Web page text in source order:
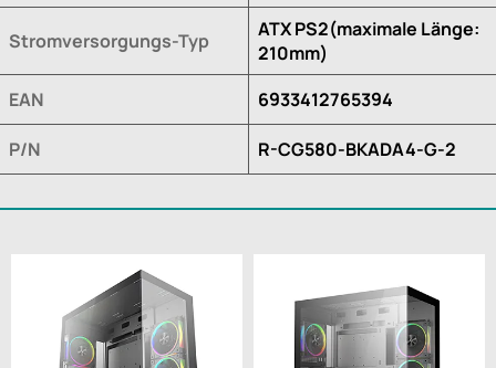
Stromversorgungs-Typ
ATX PS2(maximale Länge:
210mm)
EAN
6933412765394
P/N R-CG580-BKADA4-G-2